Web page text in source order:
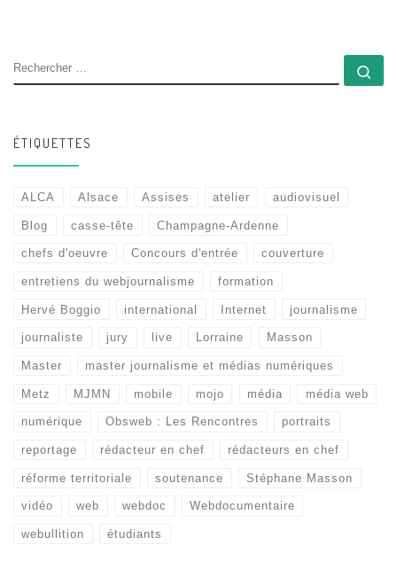
RECHERCHER
ÉTIQUETTES
ALCA Alsace Assises atelier audiovisuel
Blog casse-tête Champagne-Ardenne
chefs d'oeuvre Concours d'entrée couverture
entretiens du webjournalisme formation
Hervé Boggio international Internet journalisme
journaliste jury live Lorraine Masson
Master master journalisme et médias numériques
Metz MJMN mobile mojo média média web
numérique Obsweb : Les Rencontres portraits
reportage rédacteur en chef rédacteurs en chef
réforme territoriale soutenance Stéphane Masson
vidéo web webdoc Webdocumentaire
webullition étudiants